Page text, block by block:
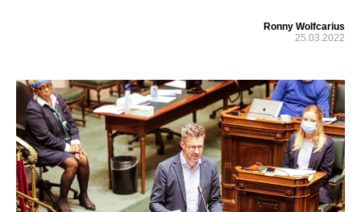
Ronny Wolfcarius
25.03.2022